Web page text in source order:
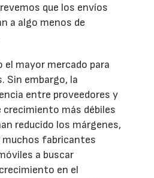
que los envíos
a algo menos de
el mayor mercado para
Sin embargo, la
entre proveedores y
crecimiento más débiles
reducido los márgenes,
muchos fabricantes
a buscar
en el